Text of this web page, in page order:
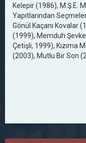
Kelepir (1986), M.Ş.E.
Yapıtlarından
Gönül Kaçanı Kovalar
(1999), Memduh
Çetişli, 1999), Kızıma
(2003), Mutlu Bir Son